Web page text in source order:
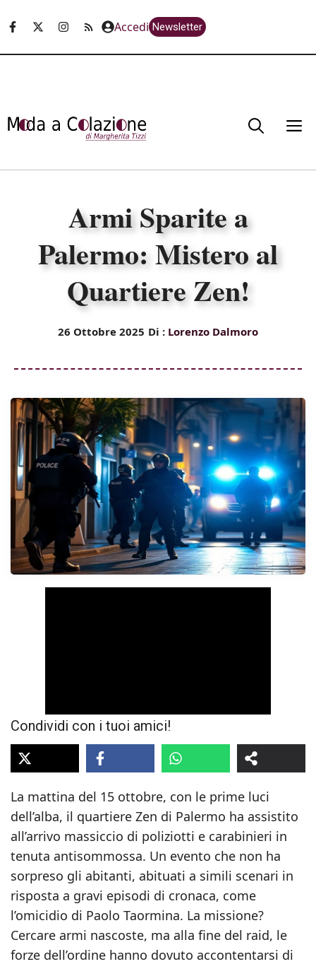
Accedi Newsletter
Armi Sparite a
Palermo: Mistero al
Quartiere Zen!
26 Ottobre 2025 Di : Lorenzo Dalmoro
Condividi con i tuoi amici!
La mattina del 15 ottobre, con le prime luci
dell’alba, il quartiere Zen di Palermo ha assistito
all’arrivo massiccio di poliziotti e carabinieri in
tenuta antisommossa. Un evento che non ha
sorpreso gli abitanti, abituati a simili scenari in
risposta a gravi episodi di cronaca, come
l’omicidio di Paolo Taormina. La missione?
Cercare armi nascoste, ma alla fine del raid, le
forze dell’ordine hanno dovuto accontentarsi di